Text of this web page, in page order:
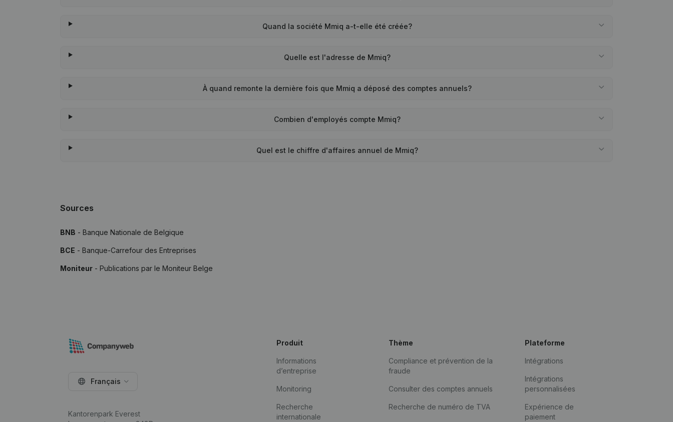
Quand la société Mmiq a-t-elle été créée?
Quelle est l'adresse de Mmiq?
À quand remonte la dernière fois que Mmiq a déposé des comptes annuels?
Combien d'employés compte Mmiq?
Quel est le chiffre d'affaires annuel de Mmiq?
Sources
BNB - Banque Nationale de Belgique
BCE - Banque-Carrefour des Entreprises
Moniteur - Publications par le Moniteur Belge
Français
Kantorenpark Everest
Produit
Informations
d’entreprise
Monitoring
Recherche
internationale
Thème
Compliance et prévention de la
fraude
Consulter des comptes annuels
Recherche de numéro de TVA
Plateforme
Intégrations
Intégrations
personnalisées
Expérience de
paiement